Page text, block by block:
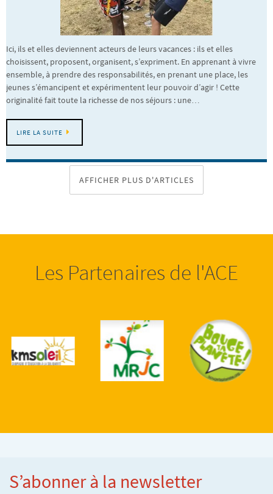
Ici, ils et elles deviennent acteurs de leurs vacances : ils et elles
choisissent, proposent, organisent, s’expriment. En apprenant à vivre
ensemble, à prendre des responsabilités, en prenant une place, les
jeunes s’émancipent et expérimentent leur pouvoir d’agir ! Cette
originalité fait toute la richesse de nos séjours : une…
LIRE LA SUITE
AFFICHER PLUS D'ARTICLES
Les Partenaires de l'ACE
S’abonner à la newsletter